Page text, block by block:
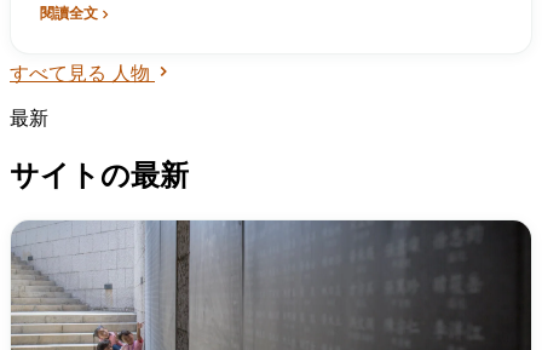
に投資。2025年も「核緑共存」のエネルギー政策主張を発表し続
閱讀全文
すべて見る 人物
最新
サイトの最新